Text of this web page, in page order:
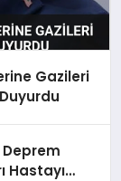
Gazileri
Hastayı